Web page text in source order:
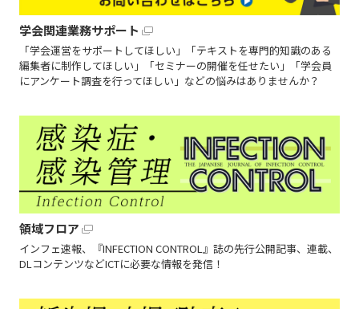
学会関連業務サポート
「学会運営をサポートしてほしい」「テキストを専門的知識のある
編集者に制作してほしい」「セミナーの開催を任せたい」「学会員
にアンケート調査を行ってほしい」などの悩みはありませんか？
領域フロア
インフェ速報、『INFECTION CONTROL』誌の先行公開記事、連載、
DLコンテンツなどICTに必要な情報を発信！